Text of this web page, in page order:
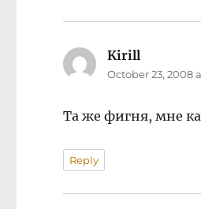
Kirill
October 23, 2008
Та же фигня, мне
Reply